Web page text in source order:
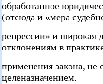
обработанное
(отсюда и «мера
репрессии» и широкая
отклонениям в
применения закона, не
целеназначением.